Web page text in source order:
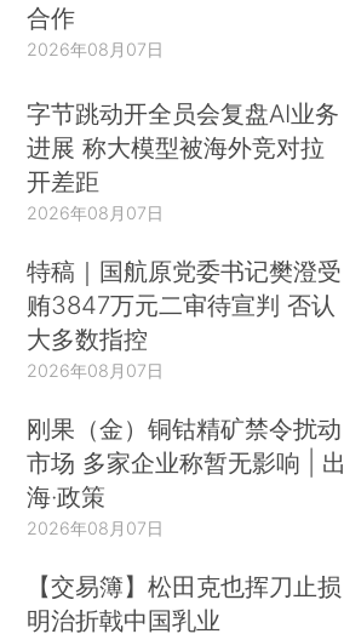
合作
2026年08月07日
字节跳动开全员会复盘AI业务
进展 称大模型被海外竞对拉
开差距
2026年08月07日
特稿｜国航原党委书记樊澄受
贿3847万元二审待宣判 否认
大多数指控
2026年08月07日
刚果（金）铜钴精矿禁令扰动
市场 多家企业称暂无影响 | 出
海·政策
2026年08月07日
【交易簿】松田克也挥刀止损
明治折戟中国乳业